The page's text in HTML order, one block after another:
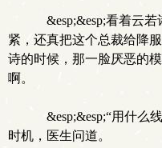
&esp;&esp;看着云若
紧，还真把这个总裁给降
诗的时候，那一脸厌恶的
啊。
&esp;&esp;“用什么
时机，医生问道。